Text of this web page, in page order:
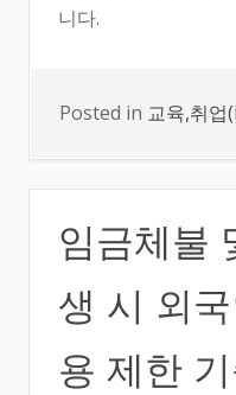
니다.
Posted in 교육,취업
임금체불
생 시 외
용 제한